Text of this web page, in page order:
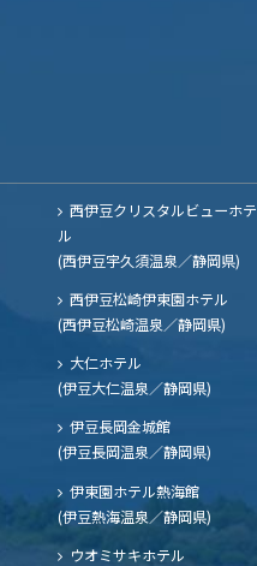
西伊豆クリスタルビューホテ
ル
(西伊豆宇久須温泉／静岡県)
西伊豆松崎伊東園ホテル
(西伊豆松崎温泉／静岡県)
大仁ホテル
(伊豆大仁温泉／静岡県)
伊豆長岡金城館
(伊豆長岡温泉／静岡県)
伊東園ホテル熱海館
(伊豆熱海温泉／静岡県)
ウオミサキホテル